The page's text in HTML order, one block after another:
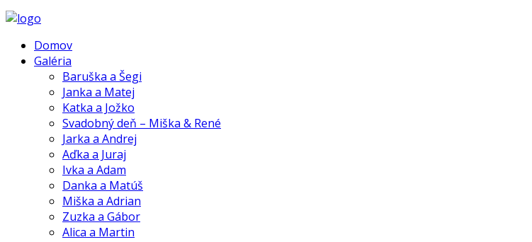
Domov
Galéria
Baruška a Šegi
Janka a Matej
Katka a Jožko
Svadobný deň – Miška & René
Jarka a Andrej
Aďka a Juraj
Ivka a Adam
Danka a Matúš
Miška a Adrian
Zuzka a Gábor
Alica a Martin